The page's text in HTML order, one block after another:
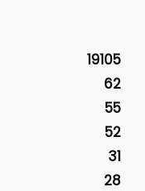
19105
62
55
52
31
28